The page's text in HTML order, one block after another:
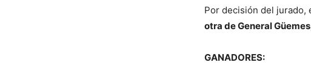
Por decisión del jurado,
otra de General
GANADORES: